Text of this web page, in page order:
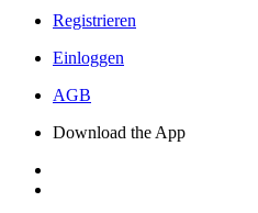
Registrieren
Einloggen
AGB
Download the App